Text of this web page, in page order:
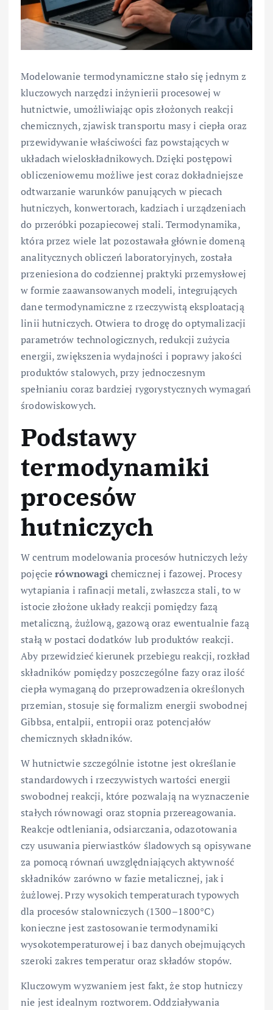
Modelowanie termodynamiczne stało się jednym z
kluczowych narzędzi inżynierii procesowej w
hutnictwie, umożliwiając opis złożonych reakcji
chemicznych, zjawisk transportu masy i ciepła oraz
przewidywanie właściwości faz powstających w
układach wieloskładnikowych. Dzięki postępowi
obliczeniowemu możliwe jest coraz dokładniejsze
odtwarzanie warunków panujących w piecach
hutniczych, konwertorach, kadziach i urządzeniach
do przeróbki pozapiecowej stali. Termodynamika,
która przez wiele lat pozostawała głównie domeną
analitycznych obliczeń laboratoryjnych, została
przeniesiona do codziennej praktyki przemysłowej
w formie zaawansowanych modeli, integrujących
dane termodynamiczne z rzeczywistą eksploatacją
linii hutniczych. Otwiera to drogę do optymalizacji
parametrów technologicznych, redukcji zużycia
energii, zwiększenia wydajności i poprawy jakości
produktów stalowych, przy jednoczesnym
spełnianiu coraz bardziej rygorystycznych wymagań
środowiskowych.
Podstawy
termodynamiki
procesów
hutniczych
W centrum modelowania procesów hutniczych leży
pojęcierównowagi chemicznej i fazowej. Procesy
wytapiania i rafinacji metali, zwłaszcza stali, to w
istocie złożone układy reakcji pomiędzy fazą
metaliczną, żużlową, gazową oraz ewentualnie fazą
stałą w postaci dodatków lub produktów reakcji.
Aby przewidzieć kierunek przebiegu reakcji, rozkład
składników pomiędzy poszczególne fazy oraz ilość
ciepła wymaganą do przeprowadzenia określonych
przemian, stosuje się formalizm energii swobodnej
Gibbsa, entalpii, entropii oraz potencjałów
chemicznych składników.
W hutnictwie szczególnie istotne jest określanie
standardowych i rzeczywistych wartości energii
swobodnej reakcji, które pozwalają na wyznaczenie
stałych równowagi oraz stopnia przereagowania.
Reakcje odtleniania, odsiarczania, odazotowania
czy usuwania pierwiastków śladowych są opisywane
za pomocą równań uwzględniających aktywność
składników zarówno w fazie metalicznej, jak i
żużlowej. Przy wysokich temperaturach typowych
dla procesów stalowniczych (1300–1800°C)
konieczne jest zastosowanie termodynamiki
wysokotemperaturowej i baz danych obejmujących
szeroki zakres temperatur oraz składów stopów.
Kluczowym wyzwaniem jest fakt, że stop hutniczy
nie jest idealnym roztworem. Oddziaływania